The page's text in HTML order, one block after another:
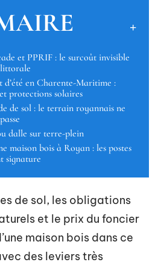
et PPRIF : le surcoût invisible
d’été en Charente-Maritime :
protections solaires
de sol : le terrain royannais ne
dalle sur terre-plein
maison bois à Royan : les postes
signature
de sol, les obligations
et le prix du foncier
maison bois dans ce
des leviers très